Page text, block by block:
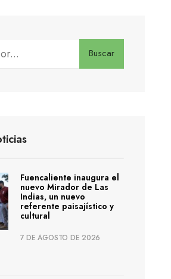
Buscar
Fuencaliente inaugura el
nuevo Mirador de Las
Indias, un nuevo
referente paisajístico y
cultural
7 DE AGOSTO DE 2026